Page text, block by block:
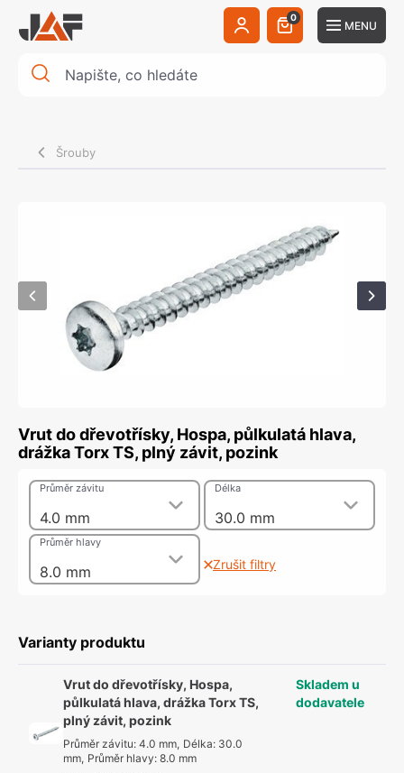
0
MENU
Šrouby
Vrut do dřevotřísky, Hospa, půlkulatá hlava,
drážka Torx TS, plný závit, pozink
4.0 mm
Průměr závitu
30.0 mm
Délka
8.0 mm
Průměr hlavy
Zrušit filtry
Varianty produktu
Vrut do dřevotřísky, Hospa,
půlkulatá hlava, drážka Torx TS,
plný závit, pozink
Průměr závitu:4.0 mm, Délka: 30.0
mm, Průměr hlavy:8.0 mm
Skladem u
dodavatele